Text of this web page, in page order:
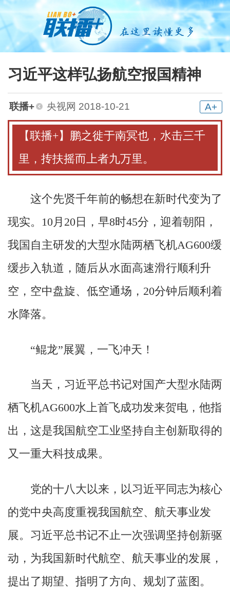
习近平这样弘扬航空报国精神
联播+ 央视网 2018-10-21 A+
【联播+】鹏之徙于南冥也，水击三千
里，抟扶摇而上者九万里。
这个先贤千年前的畅想在新时代变为了
现实。10月20日，早8时45分，迎着朝阳，
我国自主研发的大型水陆两栖飞机AG600缓
缓步入轨道，随后从水面高速滑行顺利升
空，空中盘旋、低空通场，20分钟后顺利着
水降落。
“鲲龙”展翼，一飞冲天！
当天，习近平总书记对国产大型水陆两
栖飞机AG600水上首飞成功发来贺电，他指
出，这是我国航空工业坚持自主创新取得的
又一重大科技成果。
党的十八大以来，以习近平同志为核心
的党中央高度重视我国航空、航天事业发
展。习近平总书记不止一次强调坚持创新驱
动，为我国新时代航空、航天事业的发展，
提出了期望、指明了方向、规划了蓝图。